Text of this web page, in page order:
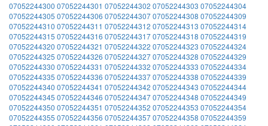
07052244300 07052244301 07052244302 07052244303 07052244304
07052244305 07052244306 0705224430707052244308 07052244309
07052244310 07052244311 07052244312 07052244313 07052244314
07052244315 07052244316 0705224431707052244318 07052244319
07052244320 07052244321 07052244322 07052244323 07052244324
07052244325 07052244326 0705224432707052244328 07052244329
07052244330 07052244331 07052244332 07052244333 07052244334
07052244335 07052244336 0705224433707052244338 07052244339
07052244340 07052244341 07052244342 07052244343 07052244344
07052244345 07052244346 0705224434707052244348 07052244349
07052244350 07052244351 07052244352 07052244353 07052244354
07052244355 07052244356 0705224435707052244358 07052244359